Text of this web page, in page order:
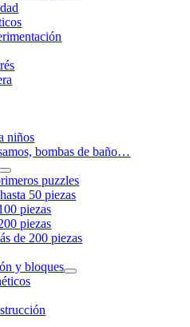
niños
bombas de baño…
puzzles
50 piezas
piezas
piezas
de 200 piezas
y bloques